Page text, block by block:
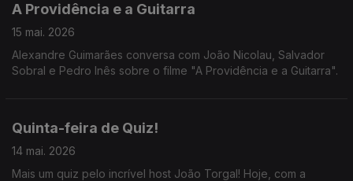
A Providência e a Guitarra
15 mai. 2026
Alexandre Guimarães conversa com João Nicolau, Salvador
Sobral e Pedro Inês sobre o filme "A Providência e a Guitarra".
Quinta-feira de Quiz!
14 mai. 2026
Mais um quiz pelo incrível host João Torgal! Hoje, com a